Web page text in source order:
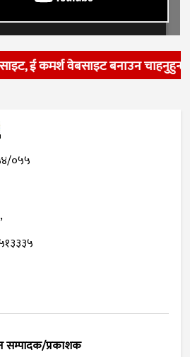
वेबसाइट बनाउन चाहनुहुन्छ ?
०५५
सम्पादक/प्रकाशक